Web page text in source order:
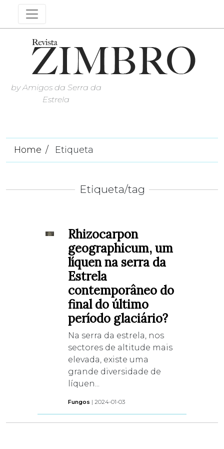
by Amigos da Serra da
Estrela
Home Etiqueta
Etiqueta/tag
Rhizocarpon
geographicum, um
líquen na serra da
Estrela
contemporâneo do
final do último
período glaciário?
Na serra da estrela, nos
sectores de altitude mais
elevada, existe uma
grande diversidade de
líquen...
Fungos | 2024-01-03